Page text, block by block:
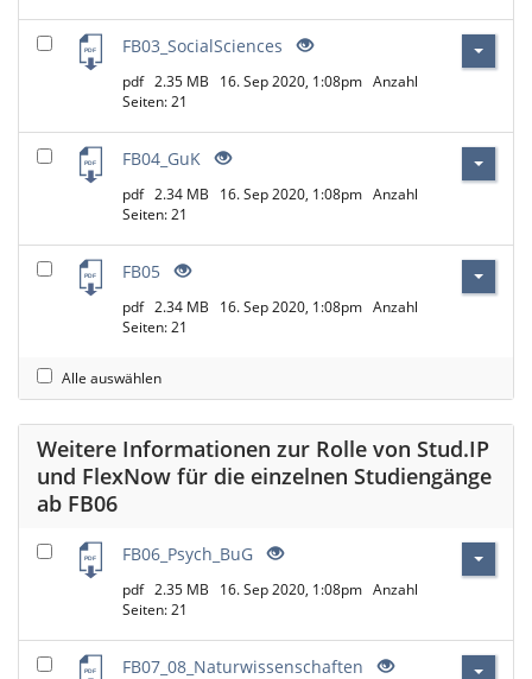
FB03_SocialSciences
pdf 2.35 MB 16. Sep 2020, 1:08pm Anzahl
Seiten: 21
FB04_GuK
pdf 2.34 MB 16. Sep 2020, 1:08pm Anzahl
Seiten: 21
FB05
pdf 2.34 MB 16. Sep 2020, 1:08pm Anzahl
Seiten: 21
Alle auswählen
Weitere Informationen zur Rolle von Stud.IP
und FlexNow für die einzelnen Studiengänge
ab FB06
FB06_Psych_BuG
pdf 2.35 MB 16. Sep 2020, 1:08pm Anzahl
Seiten: 21
FB07_08_Naturwissenschaften